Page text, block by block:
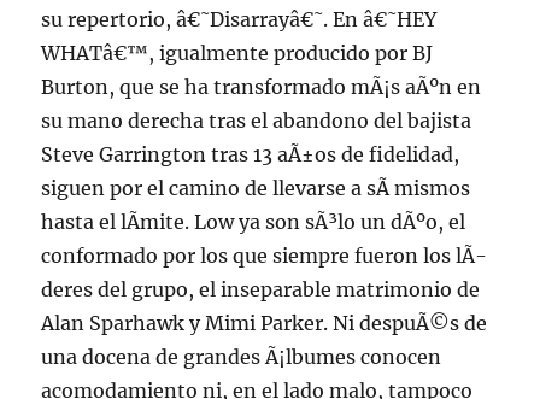
su repertorio, â€˜Disarrayâ€˜. En â€˜HEY
WHATâ€™, igualmente producido por BJ
Burton, que se ha transformado mÃ¡s aÃºn en
su mano derecha tras el abandono del bajista
Steve Garrington tras 13 aÃ±os de fidelidad,
siguen por el camino de llevarse a sÃ­ mismos
hasta el lÃ­mite. Low ya son sÃ³lo un dÃºo, el
conformado por los que siempre fueron los lÃ­
deres del grupo, el inseparable matrimonio de
Alan Sparhawk y Mimi Parker. Ni despuÃ©s de
una docena de grandes Ã¡lbumes conocen
acomodamiento ni, en el lado malo, tampoco